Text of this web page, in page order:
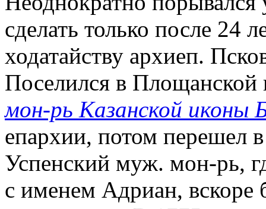
сделать только после 24
ходатайству архиеп.
Поселился в Площанской
мон-рь Казанской
епархии, потом перешел
Успенский муж. мон-рь,
с именем Адриан, вскоре